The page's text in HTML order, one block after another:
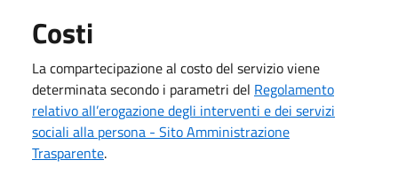
Costi
La compartecipazione al costo del servizio viene
determinata secondo i parametri del Regolamento
relativo all’erogazione degli interventi e dei servizi
sociali alla persona - Sito Amministrazione
Trasparente.